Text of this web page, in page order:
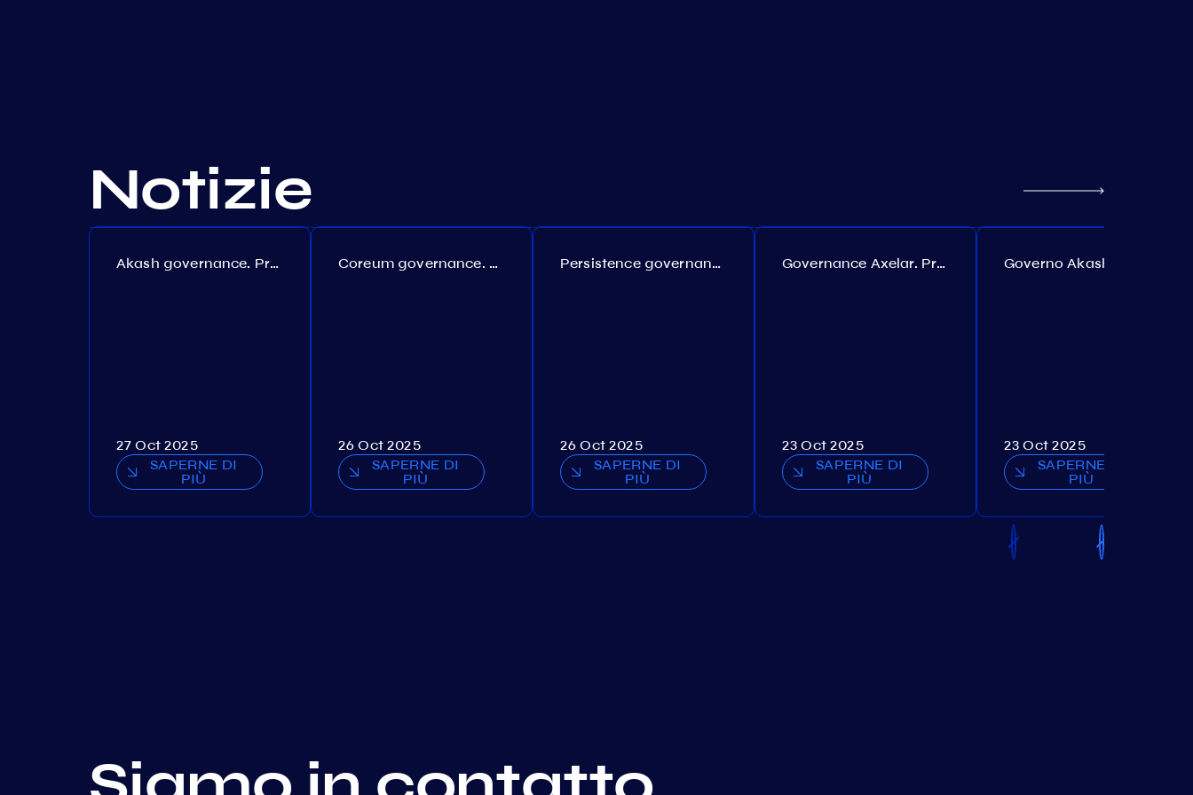
Notizie
Akash governance. Proposal №308
27 Oct 2025
SAPERNE DI
PIÙ
Coreum governance. Proposal №22
26 Oct 2025
SAPERNE DI
PIÙ
Persistence governance. Proposal №150
26 Oct 2025
SAPERNE DI
PIÙ
Governance Axelar. Proposta №386
23 Oct 2025
SAPERNE DI
PIÙ
23 Oct 2025
SAPERNE DI
PIÙ